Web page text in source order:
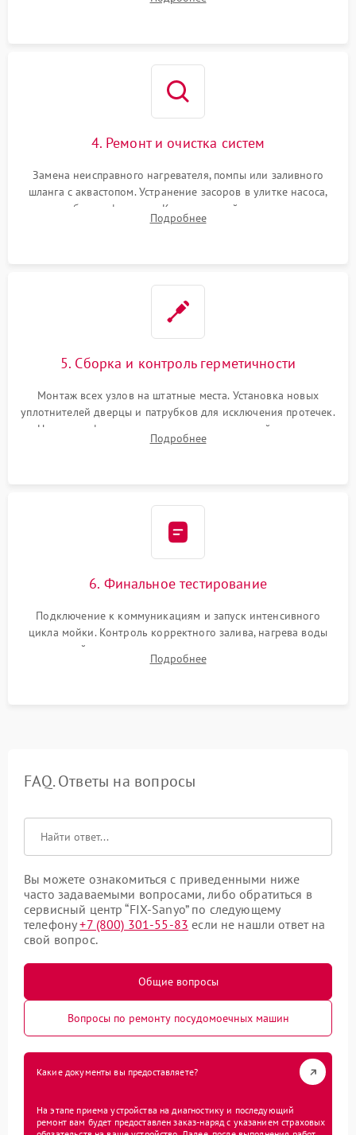
концевика дверцы и электронного модуля управления.
4. Ремонт и очистка систем
Замена неисправного нагревателя, помпы или заливного
шланга с аквастопом. Устранение засоров в улитке насоса,
патрубках и фильтрах. Компонентный ремонт платы
управления, восстановление поврежденной проводки.
Подробнее
5. Сборка и контроль герметичности
Монтаж всех узлов на штатные места. Установка новых
уплотнителей дверцы и патрубков для исключения протечек.
Надежная фиксация хомутов гидравлической системы,
сборка корпуса и установка датчика поплавка.
Подробнее
6. Финальное тестирование
Подключение к коммуникациям и запуск интенсивного
цикла мойки. Контроль корректного залива, нагрева воды
до нужной температуры, отсутствия посторонних шумов,
штатного слива и абсолютной сухости в поддоне.
Подробнее
FAQ. Ответы на вопросы
Вы можете ознакомиться с приведенными ниже
часто задаваемыми вопросами, либо обратиться в
сервисный центр “FIX-Sanyo” по следующему
телефону+7 (800) 301-55-83 если не нашли ответ на
свой вопрос.
Общие вопросы
Вопросы по ремонту посудомоечных машин
Какие документы вы предоставляете?
На этапе приема устройства на диагностику и последующий
ремонт вам будет предоставлен заказ-наряд с указанием страховых